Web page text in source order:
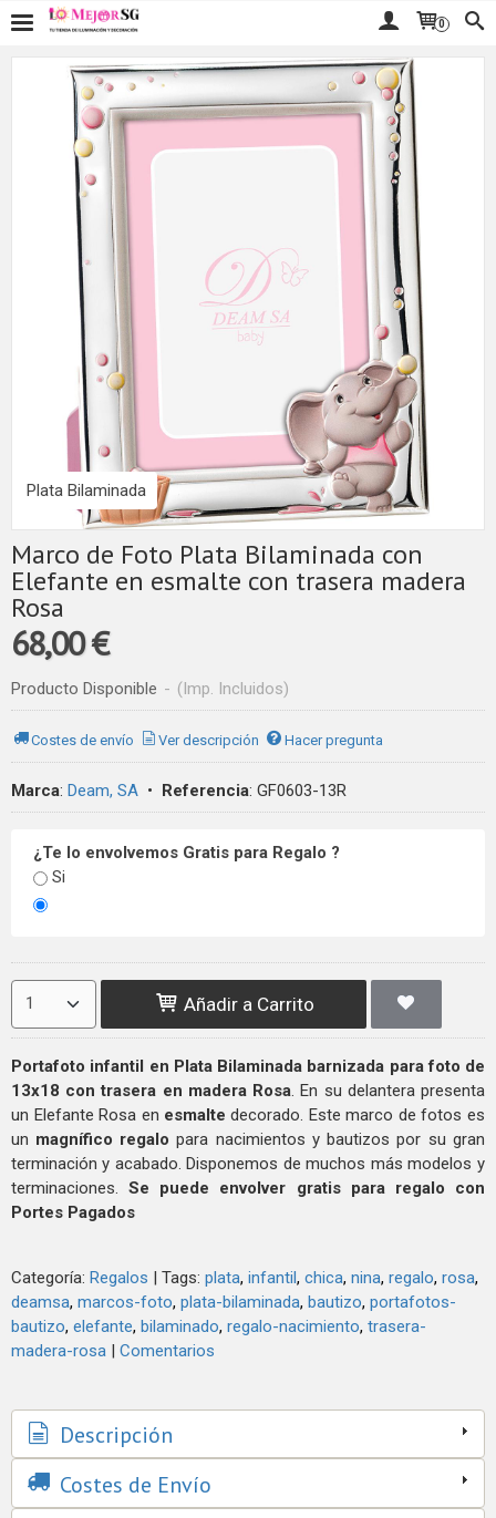
0
Plata Bilaminada
Marco de Foto Plata Bilaminada con
Elefante en esmalte con trasera madera
Rosa
68,00 €
Producto Disponible - (Imp. Incluidos)
Costes de envío Ver descripción Hacer pregunta
Marca: Deam, SA • Referencia: GF0603-13R
¿Te lo envolvemos Gratis para Regalo ?
Si
Añadir a Carrito
Portafoto infantil en Plata Bilaminada barnizada para foto de
13x18 con trasera en madera Rosa. En su delantera presenta
un Elefante Rosa en esmalte decorado. Este marco de fotos es
un magnífico regalo para nacimientos y bautizos por su gran
terminación y acabado. Disponemos de muchos más modelos y
terminaciones. Se puede envolver gratis para regalo con
Portes Pagados
Categoría: Regalos | Tags: plata infantil chica nina regalo rosa
deamsa marcos-foto plata-bilaminada bautizo portafotos-
bautizo elefante bilaminado regalo-nacimiento trasera-
madera-rosa | Comentarios
Descripción
Costes de Envío